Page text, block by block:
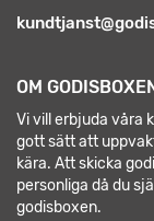
OM
Vi vill erbjuda våra
gott sätt att
kära. Att skicka
personliga då du
godisboxen.